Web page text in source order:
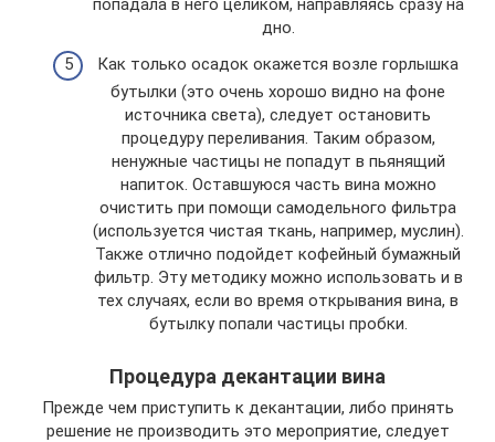
дно.
Как только осадок окажется возле горлышка
бутылки (это очень хорошо видно на фоне
источника света), следует остановить
процедуру переливания. Таким образом,
ненужные частицы не попадут в пьянящий
напиток. Оставшуюся часть вина можно
очистить при помощи самодельного фильтра
(используется чистая ткань, например, муслин).
Также отлично подойдет кофейный бумажный
фильтр. Эту методику можно использовать и в
тех случаях, если во время открывания вина, в
бутылку попали частицы пробки.
Процедура декантации вина
Прежде чем приступить к декантации, либо принять
решение не производить это мероприятие, следует